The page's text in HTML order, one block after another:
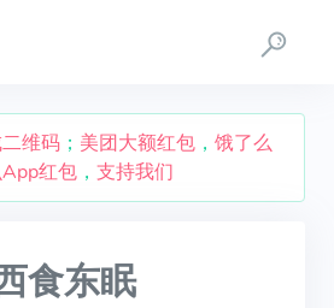
维码 ； 美团大额红包 ， 饿了么
红包 ， 支持我们
食东眠